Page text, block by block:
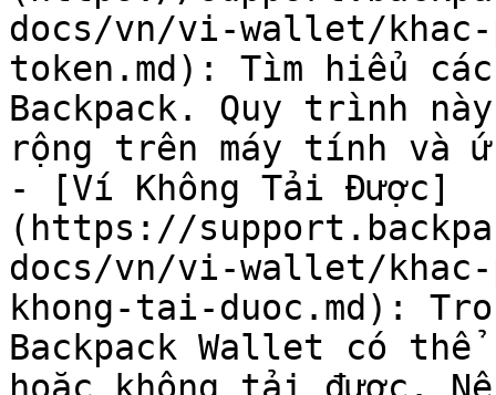
docs/vn/vi-wallet/khac-
token.md): Tìm hiểu
Backpack. Quy trình
rộng trên máy tính và
- [Ví Không Tải Được]
(https://
docs/vn/vi-wallet/khac-
khong-tai-duoc.md):
Backpack Wallet có